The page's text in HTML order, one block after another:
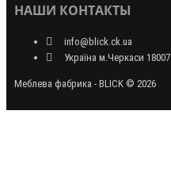
НАШИ КОНТАКТЫ
info@blick.ck.ua
Україна м.Черкаси 18007
Меблева фабрика - BLICK © 2026